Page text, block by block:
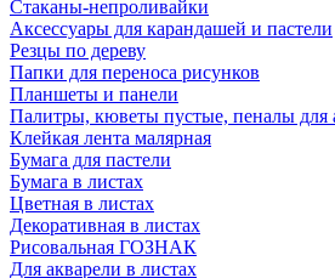
Стаканы-непроливайки
Аксессуары для карандашей и пастели
Резцы по дереву
Папки для переноса рисунков
Планшеты и панели
Палитры, кюветы пустые, пеналы для
Клейкая лента малярная
Бумага для пастели
Бумага в листах
Цветная в листах
Декоративная в листах
Рисовальная ГОЗНАК
Для акварели в листах